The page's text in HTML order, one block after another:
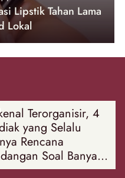
Lipstik Tahan Lama
Lokal
Terorganisir, 4
yang Selalu
Rencana
Soal Banyak